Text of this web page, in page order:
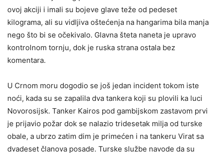
ovoj akciji i imali su bojeve glave teže od pedeset
kilograma, ali su vidljiva oštećenja na hangarima bila manja
nego što bi se očekivalo. Glavna šteta naneta je upravo
kontrolnom tornju, dok je ruska strana ostala bez
komentara.
U Crnom moru dogodio se još jedan incident tokom iste
noći, kada su se zapalila dva tankera koji su plovili ka luci
Novorosijsk. Tanker Kairos pod gambijskom zastavom prvi
je prijavio požar dok se nalazio tridesetak milja od turske
obale, a ubrzo zatim dim je primećen i na tankeru Virat sa
dvadeset članova posade. Turske službe navode da su